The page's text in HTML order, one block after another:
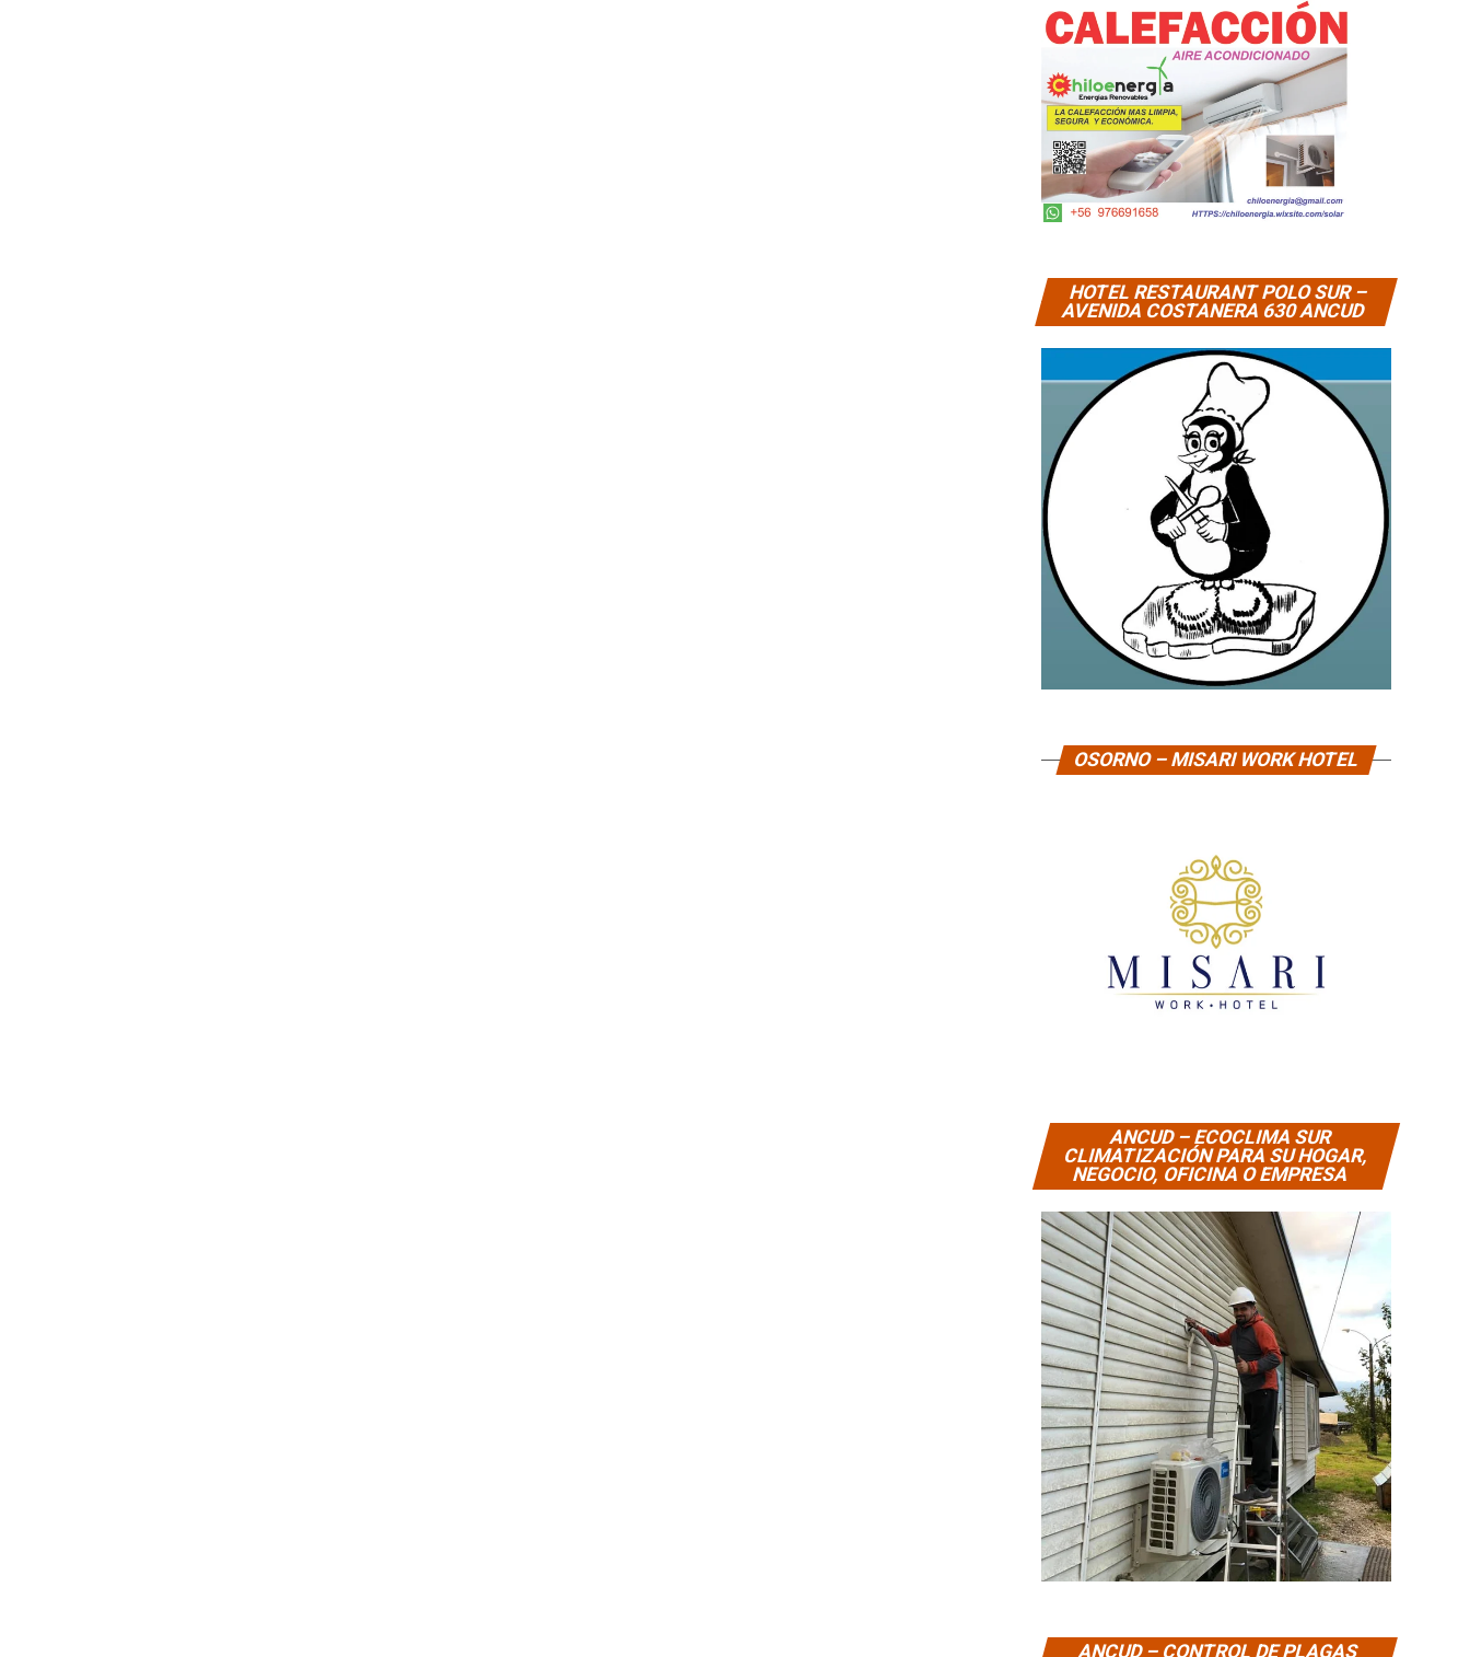
HOTEL RESTAURANT POLO SUR –
AVENIDA COSTANERA 630 ANCUD
OSORNO – MISARI WORK HOTEL
ANCUD – ECOCLIMA SUR
CLIMATIZACIÓN PARA SU HOGAR,
NEGOCIO, OFICINA O EMPRESA
ANCUD – CONTROL DE PLAGAS